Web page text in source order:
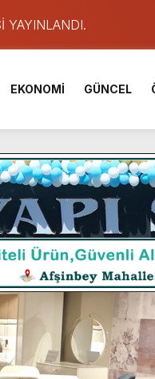
YAYINLANDI.
Ezgileriyle
Filistin Konvoyu,
Sahne Alacak.
Çalık Ortaokulu
Sarıdoğan’a
Tam Not.
Genç Doğa ve Bilimle
En Zorlu Etap
EKONOMİ GÜNCEL